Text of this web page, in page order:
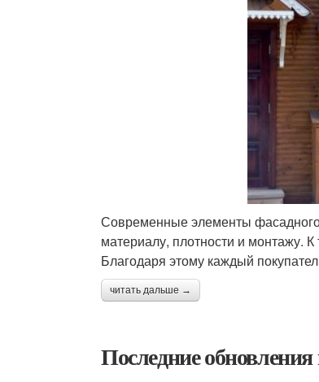
Современные элементы
материалу, плотности и монтажу.
Благодаря этому каждый
читать дальше →
Последние обновления